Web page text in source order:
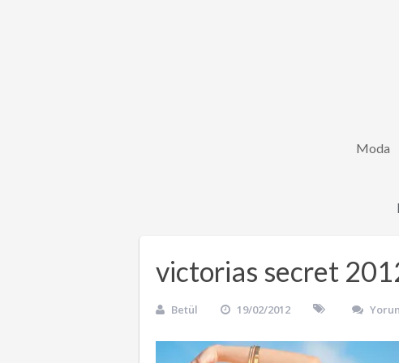
Moda
victorias secret
Betül 19/02/2012